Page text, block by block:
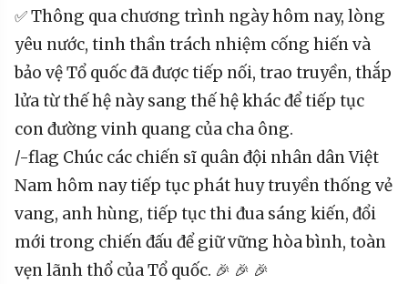
✅ Thông qua chương trình ngày hôm nay, lòng
yêu nước, tinh thần trách nhiệm cống hiến và
bảo vệ Tổ quốc đã được tiếp nối, trao truyền, thắp
lửa từ thế hệ này sang thế hệ khác để tiếp tục
con đường vinh quang của cha ông.
/-flag Chúc các chiến sĩ quân đội nhân dân Việt
Nam hôm nay tiếp tục phát huy truyền thống vẻ
vang, anh hùng, tiếp tục thi đua sáng kiến, đổi
mới trong chiến đấu để giữ vững hòa bình, toàn
vẹn lãnh thổ của Tổ quốc. 🎉 🎉 🎉